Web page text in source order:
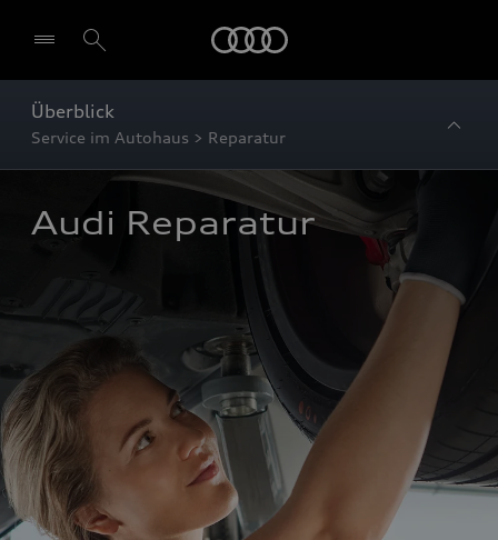
Überblick
Service im Autohaus > Reparatur
Audi Reparatur